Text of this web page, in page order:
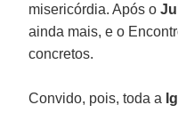
misericórdia. Após o
ainda mais, e o
concretos.
Convido, pois, toda a